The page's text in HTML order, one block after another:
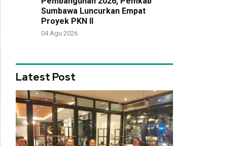
Sumbawa Luncurkan Empat
Proyek PKN II
04 Agu 2026
Latest Post